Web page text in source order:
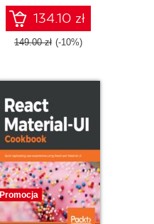
the web, desktop,
and mobile - Fourth
Edition
134.10 zł
149.00 zł (-10%)
Promocja